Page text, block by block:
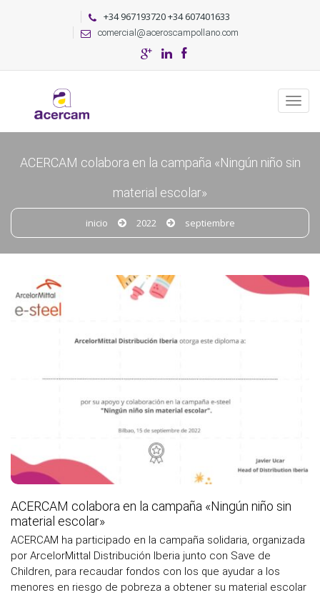
+34 967193720 +34 607401633
comercial@aceroscampollano.com
ACERCAM colabora en la campaña «Ningún niño sin
material escolar»
inicio 2022 septiembre
ACERCAM colabora en la campaña «Ningún niño sin
material escolar»
ACERCAM ha participado en la campaña solidaria, organizada
por ArcelorMittal Distribución Iberia junto con Save de
Children, para recaudar fondos con los que ayudar a los
menores en riesgo de pobreza a obtener su material escolar